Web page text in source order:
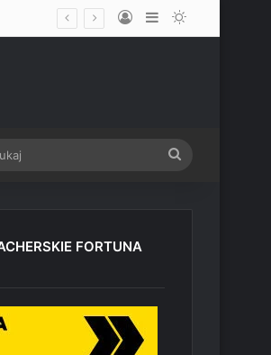
Log InSidebarSwitch skin
skin
FORTUNA